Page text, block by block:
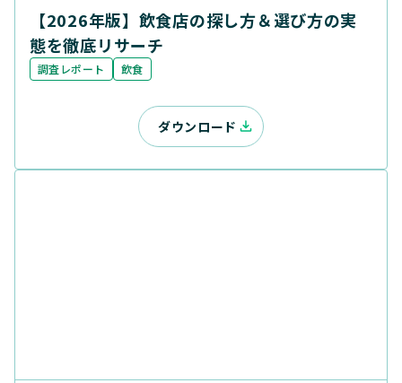
【2026年版】飲食店の探し方＆選び方の実
態を徹底リサーチ
調査レポート 飲食
ダウンロード